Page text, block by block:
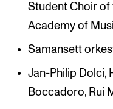
Student Choir of
Academy of
Samansett
Jan-Philip Dolci,
Boccadoro, Rui